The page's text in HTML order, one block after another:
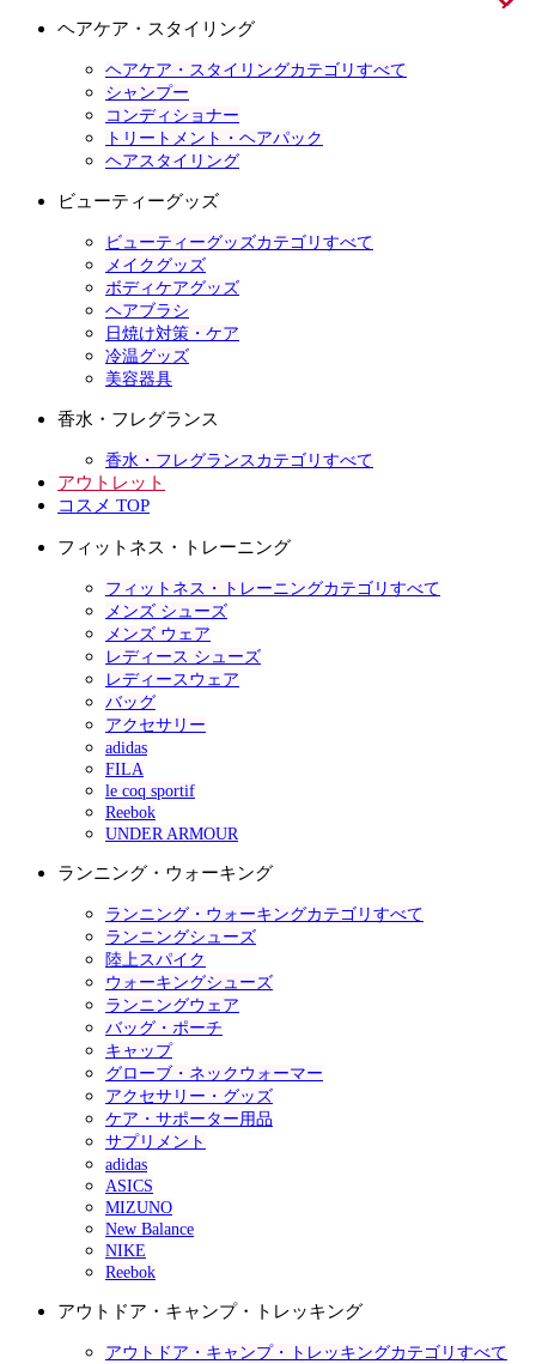
ヘアケア・スタイリング
ヘアケア・スタイリングカテゴリすべて
シャンプー
コンディショナー
トリートメント・ヘアパック
ヘアスタイリング
ビューティーグッズ
ビューティーグッズカテゴリすべて
メイクグッズ
ボディケアグッズ
ヘアブラシ
日焼け対策・ケア
冷温グッズ
美容器具
香水・フレグランス
香水・フレグランスカテゴリすべて
アウトレット
コスメ TOP
フィットネス・トレーニング
フィットネス・トレーニングカテゴリすべて
メンズ シューズ
メンズ ウェア
レディース シューズ
レディースウェア
バッグ
アクセサリー
adidas
FILA
le coq sportif
Reebok
UNDER ARMOUR
ランニング・ウォーキング
ランニング・ウォーキングカテゴリすべて
ランニングシューズ
陸上スパイク
ウォーキングシューズ
ランニングウェア
バッグ・ポーチ
キャップ
グローブ・ネックウォーマー
アクセサリー・グッズ
ケア・サポーター用品
サプリメント
adidas
ASICS
MIZUNO
New Balance
NIKE
Reebok
アウトドア・キャンプ・トレッキング
アウトドア・キャンプ・トレッキングカテゴリすべて